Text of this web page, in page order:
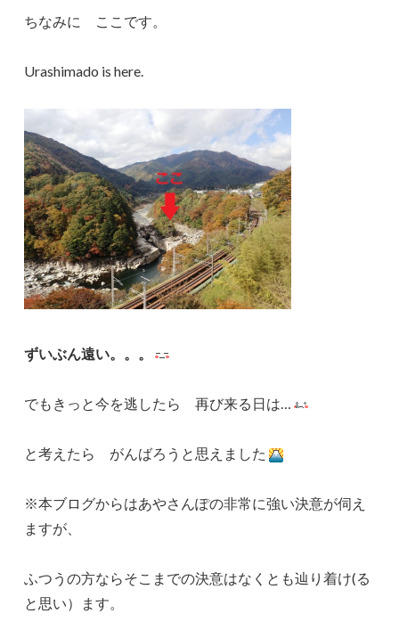
ちなみに ここです。
Urashimado is here.
ずいぶん遠い。。。
でもきっと今を逃したら 再び来る日は…
と考えたら がんばろうと思えました
※本ブログからはあやさんぽの非常に強い決意が伺え
ますが、
ふつうの方ならそこまでの決意はなくとも辿り着け(る
と思い）ます。